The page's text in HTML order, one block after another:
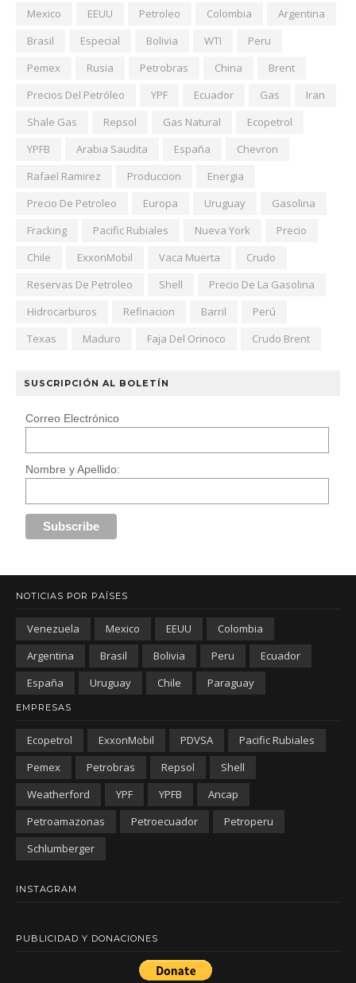
Mexico
EEUU Petroleo Colombia
Argentina
Brasil
Especial Bolivia WTI
Peru
Pemex
Rusia Petrobras China
Brent
Precios Del Petróleo
YPF Ecuador Gas
Iran
Shale Gas
Repsol Gas Natural
Ecopetrol
YPFB
Arabia Saudita España
Chevron
Rafael Ramirez
Produccion
Energia
Precio De Petroleo
Europa Uruguay
Gasolina
Fracking
Pacific Rubiales Nueva York
Precio
Chile
ExxonMobil Vaca Muerta
Crudo
Reservas De Petroleo
Shell
Precio De La Gasolina
Hidrocarburos
Refinacion Barril
Perú
Texas
Maduro Faja Del Orinoco Crudo Brent
SUSCRIPCIÓN AL BOLETÍN
Correo Electrónico
Nombre y Apellido:
NOTICIAS POR PAÍSES
Venezuela Mexico EEUU
Colombia
Argentina
Brasil Bolivia Peru
Ecuador
España
Uruguay Chile Paraguay
EMPRESAS
Ecopetrol ExxonMobil PDVSA
Pacific Rubiales
Pemex
Petrobras Repsol
Shell
Weatherford
YPF YPFB
Ancap
Petroamazonas
Petroecuador
Petroperu
Schlumberger
INSTAGRAM
PUBLICIDAD Y DONACIONES